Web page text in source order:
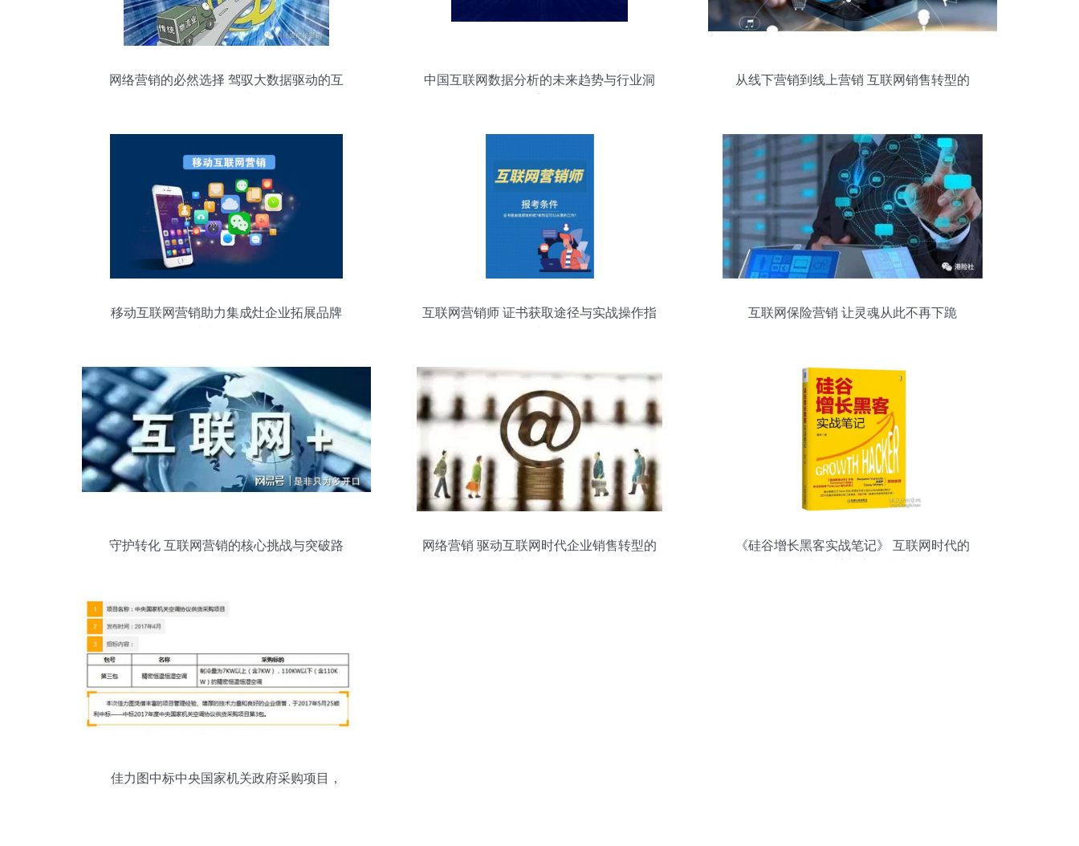
网络营销的必然选择 驾驭大数据驱动的互
中国互联网数据分析的未来趋势与行业洞
从线下营销到线上营销 互联网销售转型的
移动互联网营销助力集成灶企业拓展品牌
互联网营销师 证书获取途径与实战操作指
互联网保险营销 让灵魂从此不再下跪
守护转化 互联网营销的核心挑战与突破路
网络营销 驱动互联网时代企业销售转型的
《硅谷增长黑客实战笔记》 互联网时代的
佳力图中标中央国家机关政府采购项目，